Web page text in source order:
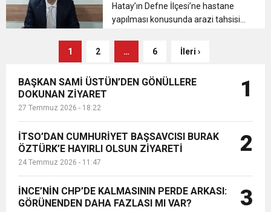
İNANMIYORUZ!
Hatay’ın Defne İlçesi’ne hastane
yapılması konusunda arazi tahsisi
Başkanlığı tarafından Defne’de
1 2 … 6 İleri ›
BAŞKAN SAMİ ÜSTÜN’DEN GÖNÜLLERE
DOKUNAN ZİYARET
27 Temmuz 2026 - 18:22
1
İTSO’DAN CUMHURİYET BAŞSAVCISI BURAK
ÖZTÜRK’E HAYIRLI OLSUN ZİYARETİ
24 Temmuz 2026 - 11:47
2
İNCE’NİN CHP’DE KALMASININ PERDE ARKASI:
GÖRÜNENDEN DAHA FAZLASI MI VAR?
3